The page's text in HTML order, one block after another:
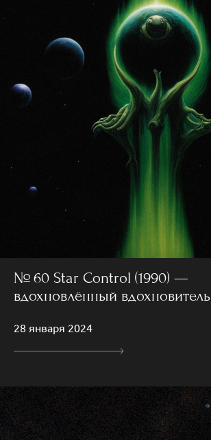
№ 60 Star Control (1990) —
вдохновлённый вдохновитель
28 января 2024